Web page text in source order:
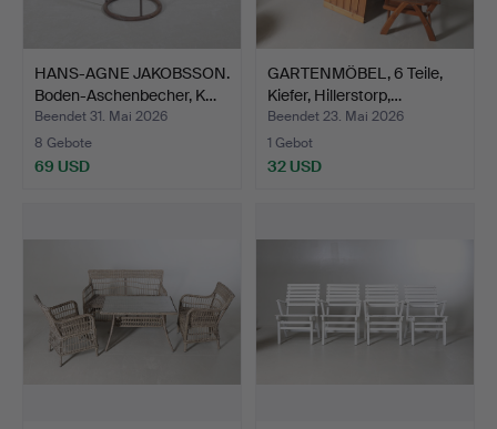
HANS-AGNE JAKOBSSON.
Boden-Aschenbecher, K…
Beendet 31. Mai 2026
8 Gebote
69 USD
GARTENMÖBEL, 6 Teile,
Kiefer, Hillerstorp,…
Beendet 23. Mai 2026
1 Gebot
32 USD